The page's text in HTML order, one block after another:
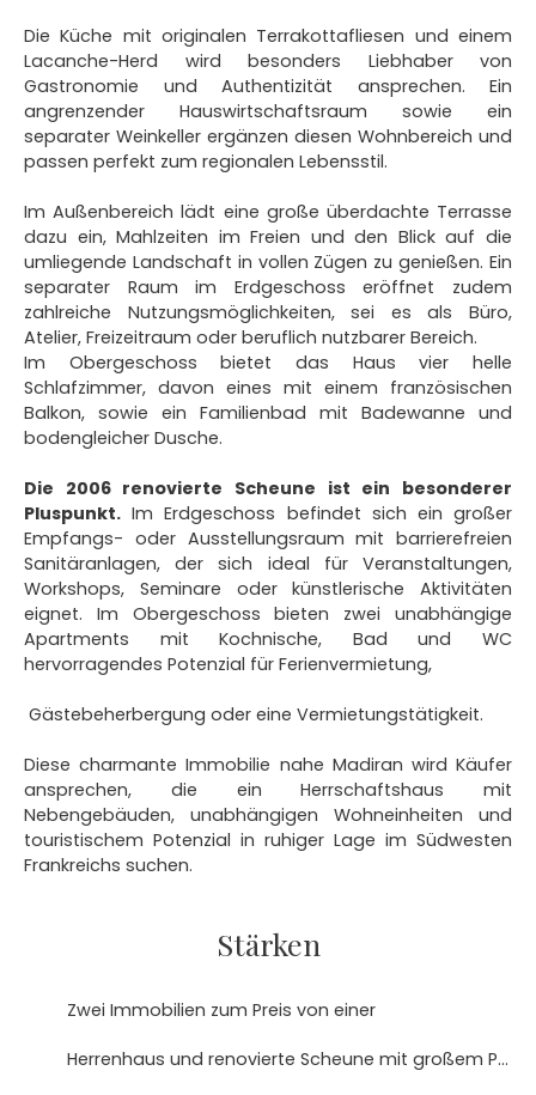
Die Küche mit originalen Terrakottafliesen und einem
Lacanche-Herd wird besonders Liebhaber von
Gastronomie und Authentizität ansprechen. Ein
angrenzender Hauswirtschaftsraum sowie ein
separater Weinkeller ergänzen diesen Wohnbereich und
passen perfekt zum regionalen Lebensstil.
Im Außenbereich lädt eine große überdachte Terrasse
dazu ein, Mahlzeiten im Freien und den Blick auf die
umliegende Landschaft in vollen Zügen zu genießen. Ein
separater Raum im Erdgeschoss eröffnet zudem
zahlreiche Nutzungsmöglichkeiten, sei es als Büro,
Atelier, Freizeitraum oder beruflich nutzbarer Bereich.
Im Obergeschoss bietet das Haus vier helle
Schlafzimmer, davon eines mit einem französischen
Balkon, sowie ein Familienbad mit Badewanne und
bodengleicher Dusche.
Die 2006 renovierte Scheune ist ein besonderer
Pluspunkt. Im Erdgeschoss befindet sich ein großer
Empfangs- oder Ausstellungsraum mit barrierefreien
Sanitäranlagen, der sich ideal für Veranstaltungen,
Workshops, Seminare oder künstlerische Aktivitäten
eignet. Im Obergeschoss bieten zwei unabhängige
Apartments mit Kochnische, Bad und WC
hervorragendes Potenzial für Ferienvermietung,
Gästebeherbergung oder eine Vermietungstätigkeit.
Diese charmante Immobilie nahe Madiran wird Käufer
ansprechen, die ein Herrschaftshaus mit
Nebengebäuden, unabhängigen Wohneinheiten und
touristischem Potenzial in ruhiger Lage im Südwesten
Frankreichs suchen.
Stärken
Zwei Immobilien zum Preis von einer
Herrenhaus und renovierte Scheune mit großem Potenzial